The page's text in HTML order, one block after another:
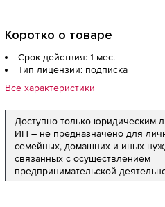
Коротко о товаре
Срок действия: 1 мес.
Тип лицензии: подписка
Все характеристики
Доступно только юридическим
ИП – не предназначено для
семейных, домашних и иных
связанных с осуществлением
предпринимательской